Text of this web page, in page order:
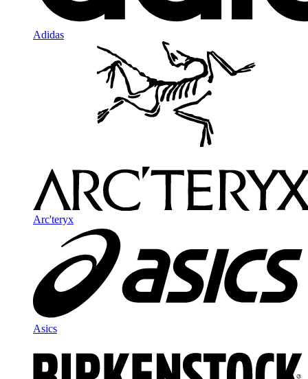
Adidas
Arc'teryx
Asics